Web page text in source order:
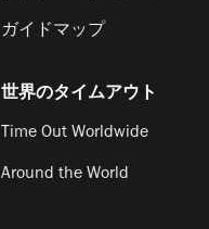
ガイドマップ
世界のタイムアウト
Time Out Worldwide
Around the World